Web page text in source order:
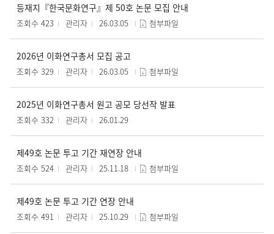
등재지『한국문화연구』제 50호 논문 모집 안내
조회수 423 관리자 26.03.05 첨부파일
2026년 이화연구총서 모집 공고
조회수 329 관리자 26.03.05 첨부파일
2025년 이화연구총서 원고 공모 당선작 발표
조회수 332 관리자 26.01.29
제49호 논문 투고 기간 재연장 안내
조회수 524 관리자 25.11.18 첨부파일
제49호 논문 투고 기간 연장 안내
조회수 491 관리자 25.10.29 첨부파일